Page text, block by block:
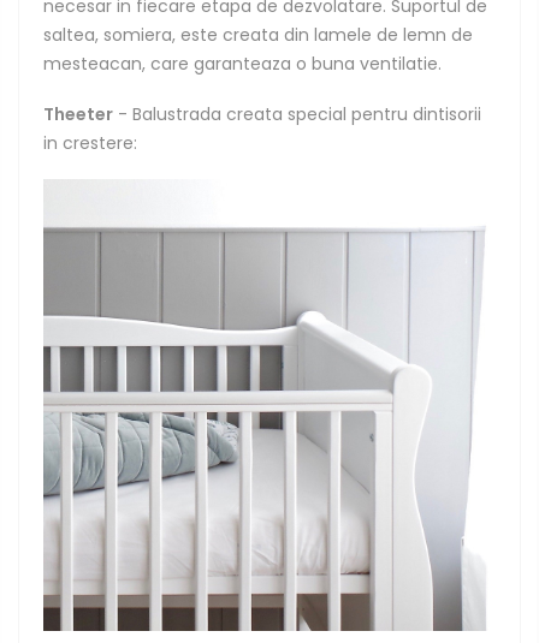
necesar in fiecare etapa de dezvolatare. Suportul de
saltea, somiera, este creata din lamele de lemn de
mesteacan, care garanteaza o buna ventilatie.
Theeter - Balustrada creata special pentru dintisorii
in crestere: